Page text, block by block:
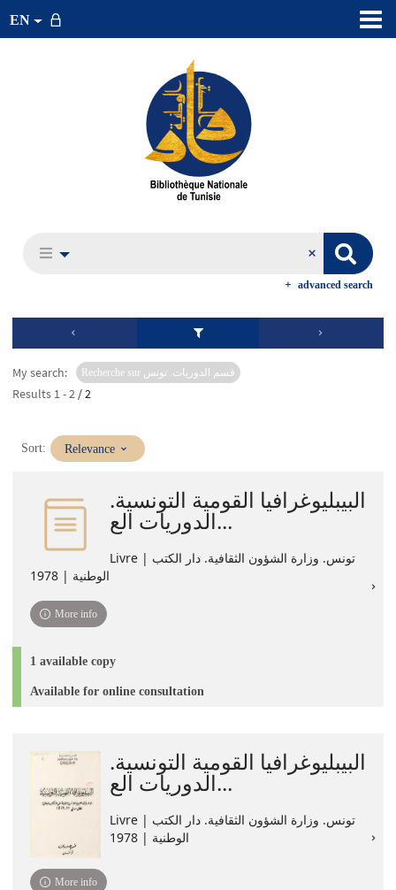
EN
advanced search
My search: Recherche sur قسم الدوريات. تونس
Results 1 -2 / 2
Sort: (Immediate
update)
Relevance
البيبليوغرافيا القومية التونسية.
الدوريات الع...
Livre | تونس. وزارة الشؤون الثقافية. دار الكتب
الوطنية | 1978
More info
1 available copy
Available for online consultation
البيبليوغرافيا القومية التونسية.
الدوريات الع...
Livre | تونس. وزارة الشؤون الثقافية. دار الكتب
الوطنية | 1978
More info